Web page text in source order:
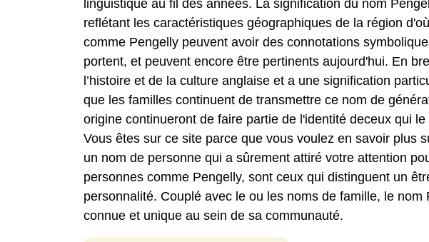
linguistique au fil des années. La signification du nom
reflétant les caractéristiques géographiques de la région
comme Pengelly peuvent avoir des connotations
portent, et peuvent encore être pertinents aujourd'hui. En
l’histoire et de la culture anglaise et a une signification
que les familles continuent de transmettre ce nom de
origine continueront de faire partie de l'identité deceux qui le
Vous êtes sur ce site parce que vous voulez en savoir plus
un nom de personne qui a sûrement attiré votre attention
personnes comme Pengelly, sont ceux qui distinguent un
personnalité. Couplé avec le ou les noms de famille, le
connue et unique au sein de sa communauté.